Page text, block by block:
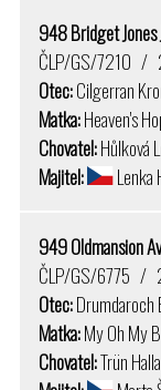
948 Bridget Jones
ČLP/GS/7210 /
Otec:Cilgerran
Matka:Heaven's
Chovatel:Hůlková
Majitel:
Lenka
949 Oldmansion
ČLP/GS/6775 /
Otec:Drumdaroch
Matka:My Oh My
Chovatel:Trün